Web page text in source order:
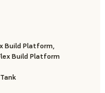
Build Platform,
Build Platform